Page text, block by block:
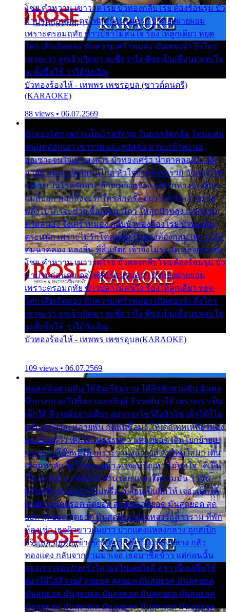
โชย คำหวาน เขาวาดโรย บัวทองกลีบโรย ต้องร้อนรุม บัว
มาบานก่อนตูม ดุจไฟสุมร้อนรุมอุรา บัวทองผ่ายผอม
เพราะตรอมฤทัย ข้าวปลาไม่สนใจ ร้องไห้ลูกเดียว หยุด
โศก เสียเถิดทอง พักความเศร้าหมอง เถิดทองจ๋า ถึงใคร
เขาจะว่า ลูกเจ้าเกิดมา จะชื่อว่าไง พี่ขอเป็นเพื่อนปลอบใจ
จะตั้งชื่อให้ ว่าไอ้บังเอิญ
บัวทองร้องไห้ - เทพพร เพชรอุบล (ซาวด์ดนตรี)
(KARAOKE)
88 views • 06.07.2569
บัวทองโศก เพราะเป็นโรครักรุม ในอกกลัดกลุ้ม โดนแฟน
หนุ่มหลอกเอา เขารวย และรูปหล่อ มาพะเน้าพะนอ
ออเซาะจนใจเบา สงสาร บัวทองเศร้า น้ำตาคลอเบ้า เฝ้า
อาลัย หนุ่มรูปหล่อหนีไกล หัวใจบัวทองระรวย บัวทองโศก
เพราะเป็นโรครักจาง ชีวิตเคว้งคว้าง เมื่อรักห่างร้างไกล
แม่ก็บอก พ่อก็สั่งจะรักใครสักครั้ง อย่าไปหวังความรวย
พลั้งไปใครจะช่วย ซื้อเปลมาไกว ให้ลูกบัวทอง เวรกรรม
ตามสนอง จึงเศร้าหมอง กลีบบัวทองต้องโรย บัวทองไม่
ตระหนัก เพราะไม่รักโคลนตม บัวทองท้องกลม เพราะลืม
ตมน้ำคลอง หลงลิ้น ที่สิ้นสัตย์ เจ้าจึงไม่ระมัด หลงกลิ่นลิ้น
โชย คำหวาน เขาวาดโรย บัวทองกลีบโรย ต้องร้อนรุม บัว
มาบานก่อนตูม ดุจไฟสุมร้อนรุมอุรา บัวทองผ่ายผอม
เพราะตรอมฤทัย ข้าวปลาไม่สนใจ ร้องไห้ลูกเดียว หยุด
โศก เสียเถิดทอง พักความเศร้าหมอง เถิดทองจ๋า ถึงใคร
เขาจะว่า ลูกเจ้าเกิดมา จะชื่อว่าไง พี่ขอเป็นเพื่อนปลอบใจ
จะตั้งชื่อให้ ว่าไอ้บังเอิญ
บัวทองร้องไห้ - เทพพร เพชรอุบล(KARAOKE)
109 views • 06.07.2569
พ่อส่งเงินสามพัน ให้ฉันเรียนราม ได้อีกสักสามพัน ฉันคง
บ๊าย บาย จะไปซื้อกางเกงยีนส์ ลีวายส์มาใส่ เพราะเราเป็น
เด็กใต้ ลีวายส์อย่างเดียว อยากจะโชว์ถึงหิวโซ เด็กใต้ก็ไม่
หวั่น ตกตัวละหลายพัน กัดฟันซื้อมา ให้เด็กเทพเหลียวมอง
และต้องรู้ว่า เด็กใต้ไม่ธรรมดา แต่สุดยอด เดินโยกย้ายเย
ยวน กวนโอ๊ยพอได้ เพราะว่านุ่งลีวายส์ ตัวใหม่ใส่มา เดิน
เข้ามหาลัย จิ๊กโก๊มองหน้า ท่าจะมีปัญหา ไม่พอใจ ได้เป็น
เรื่องแน่นอน แต่ฉันไม่หวั่น เลยแหลงใต้ถามมัน ว่ามัน
พรั่นพรือ มันตอบว่าไม่พรื่อ เปลี่ยนเป็นยิ้มให้ เจอะเด็กใต้
ด้วยกัน ก็เลยรอด สุดยอด สุดยอด สุดยอด มันสุดยอด สุด
ยอด สุดยอด สุดยอด มันสุดยอด แอบหลงรักสาวราม ที่พัก
ห้องเช่า เธอผิวขาวผมยาว ปากแดงแหลงกลาง ถูกสเป็ก
จริงเธอ อยู่ห้องข้างข้าง อยากเข้าไปแหลงกลาง กลัว
ทองแดง กลับจากรามมาเจอ เธอมาซื้อข้าว แต่ก่อนนั้น
สองเรา เจอะกันครั้งใด เธอไม่เคยไยดี คราวนี้เธอยิ้มให้
ต้องให้ใส่ลีวายส์ สุดยอด สุดยอด มันสุดยอด มันสุดยอด
มันสุดยอด มันสุดยอด มันสุดยอด มันสุดยอด มันสุดยอด
มันสุดยอด มันสุดยอด มันสุดยอด มันสุดยอด มันสุดยอด